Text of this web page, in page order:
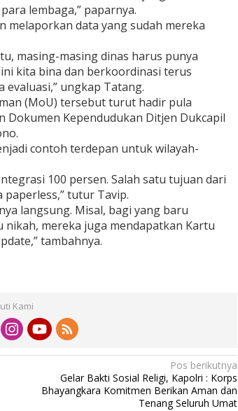
lembaga,” paparnya.
melaporkan data yang sudah mereka
masing-masing dinas harus punya
kita bina dan berkoordinasi terus
evaluasi,” ungkap Tatang.
(MoU) tersebut turut hadir pula
Dokumen Kependudukan Ditjen Dukcapil
contoh terdepan untuk wilayah-
100 persen. Salah satu tujuan dari
tutur Tavip.
langsung. Misal, bagi yang baru
mereka juga mendapatkan Kartu
tambahnya.
Kami
Pos berikutnya
Gelar Bakti Sosial Religi, Kapolri : Korps
Bhayangkara Komitmen Berikan Aman dan
Tenang Seluruh Umat